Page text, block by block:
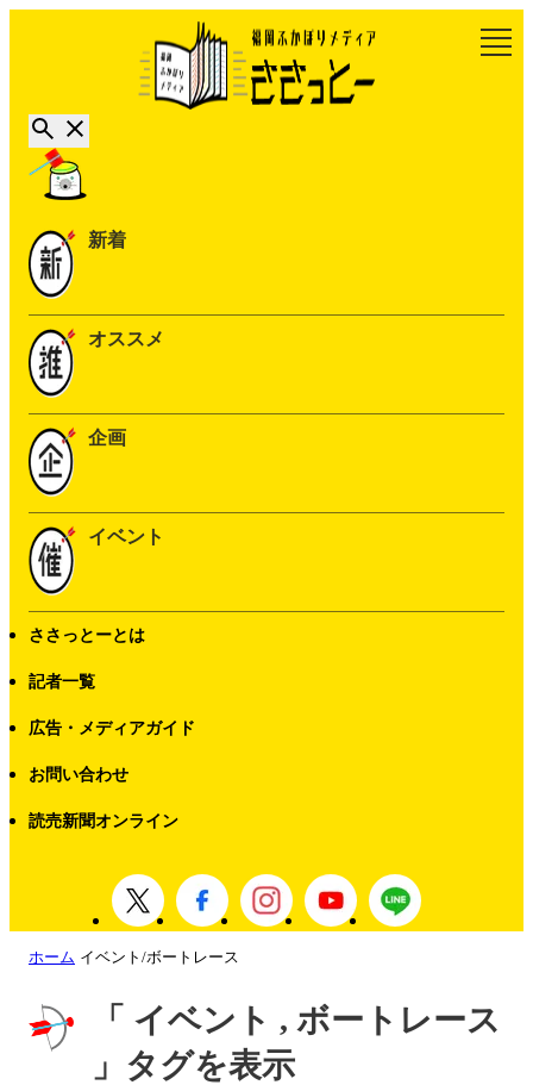
新着
オススメ
企画
イベント
ささっとーとは
記者一覧
広告・メディアガイド
お問い合わせ
読売新聞オンライン
ホーム イベント/ボートレース
「 イベント , ボートレース
」タグを表示